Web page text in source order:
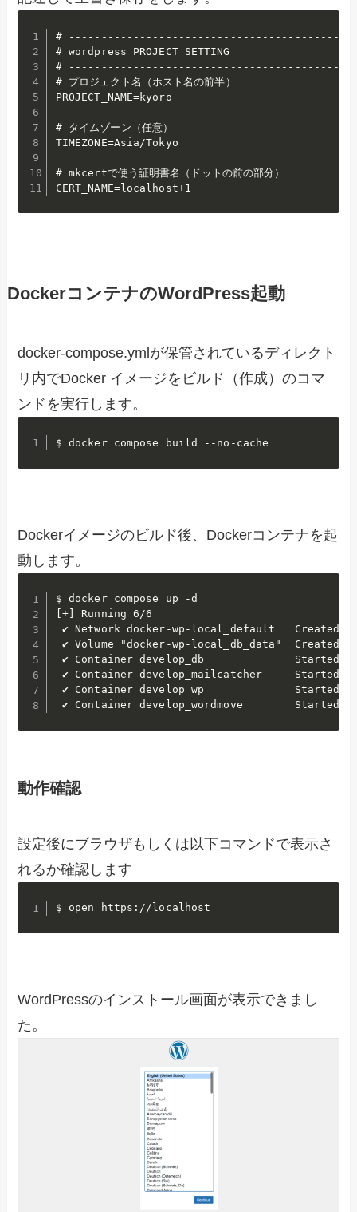
# -------------------------------------------
# wordpress PROJECT_SETTING
# -------------------------------------------
# プロジェクト名（ホスト名の前半）
PROJECT_NAME=kyoro
# タイムゾーン（任意）
TIMEZONE=Asia/Tokyo
# mkcertで使う証明書名（ドットの前の部分）
CERT_NAME=localhost+1
DockerコンテナのWordPress起動
docker-compose.ymlが保管されているディレクト
リ内でDocker イメージをビルド（作成）のコマ
ンドを実行します。
$ docker compose build --no-cache
Dockerイメージのビルド後、Dockerコンテナを起
動します。
$ docker compose up -d
[+] Running 6/6
✔ Network docker-wp-local_default
✔ Volume "docker-wp-
✔ Container develop_db
✔ Container develop_mailcatcher
✔ Container develop_wp
✔ Container develop_wordmove        Started
動作確認
設定後にブラウザもしくは以下コマンドで表示さ
れるか確認します
$ open https://localhost
WordPressのインストール画面が表示できまし
た。